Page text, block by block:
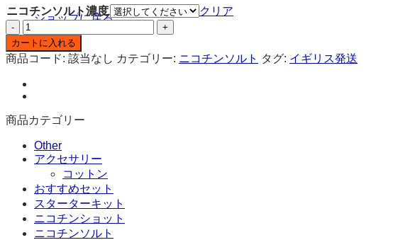
ショップに戻る
ニコチンソルト濃度
クリア
ウ
ォ
ー
ー
メ
ロ
ニ
コ
ン
ソ
ル
ト
カートに入れる
商品コード: 該当なし カテゴリー: ニコチンソルト タグ: イギリス発送
商品カテゴリー
Other
アクセサリー
コットン
おすすめセット
スターターキット
ニコチンショット
ニコチンソルト